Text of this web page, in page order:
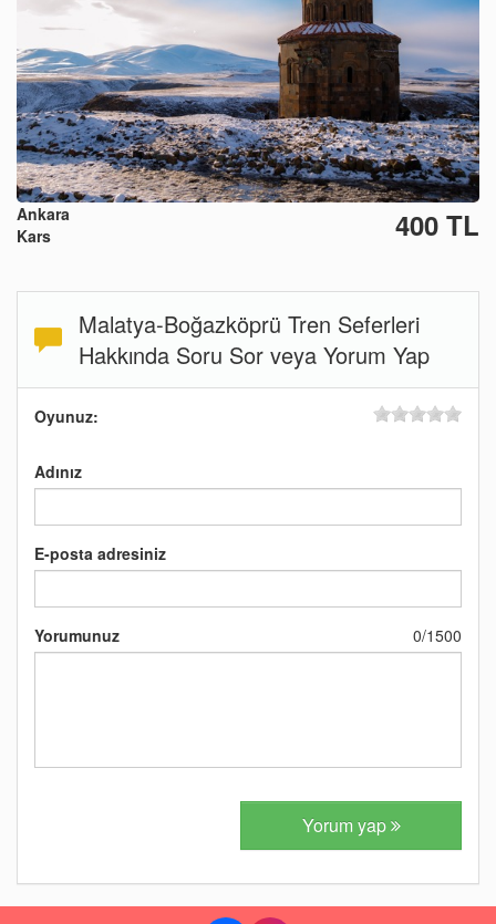
Ankara
Kars
400 TL
Malatya-Boğazköprü Tren Seferleri
Hakkında Soru Sor veya Yorum Yap
Oyunuz:
Adınız
E-posta adresiniz
Yorumunuz 0/1500
Yorum yap